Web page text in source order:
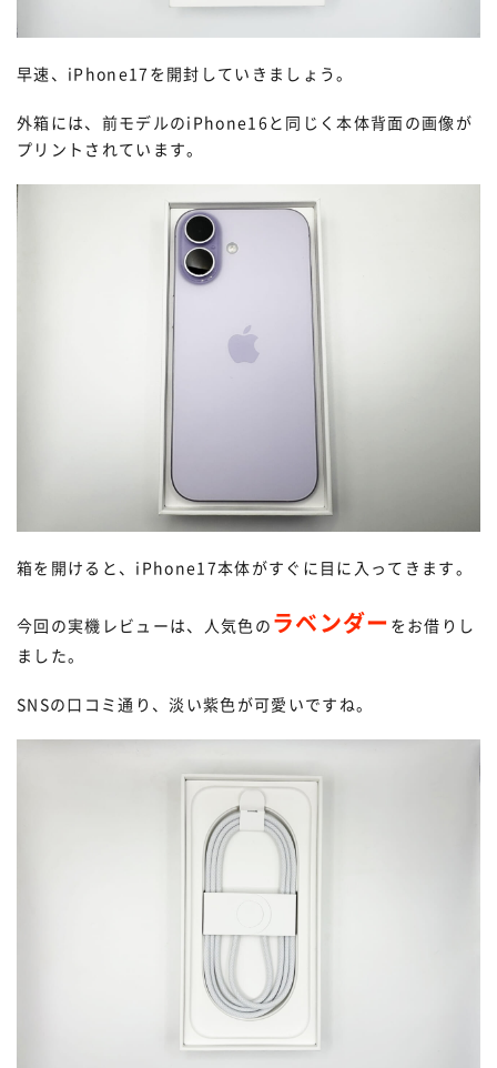
早速、iPhone17を開封していきましょう。
外箱には、前モデルのiPhone16と同じく本体背面の画像が
プリントされています。
箱を開けると、iPhone17本体がすぐに目に入ってきます。
今回の実機レビューは、人気色の ラベンダー をお借りし
ました。
SNSの口コミ通り、淡い紫色が可愛いですね。